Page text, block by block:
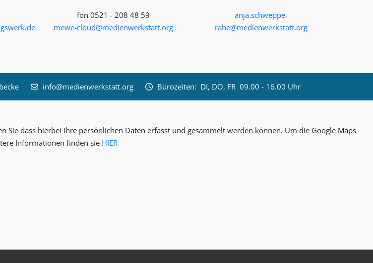
fon 0521 - 208 48 59
mewe-cloud@medienwerkstatt.org
anja.schweppe-
rahe@medienwerkstatt.org
info@medienwerkstatt.org Bürozeiten: DI, DO, FR 09.00 - 16.00 Uhr
dass hierbei Ihre persönlichen Daten erfasst und gesammelt werden können. Um die Google Maps
Informationen finden sie HIER